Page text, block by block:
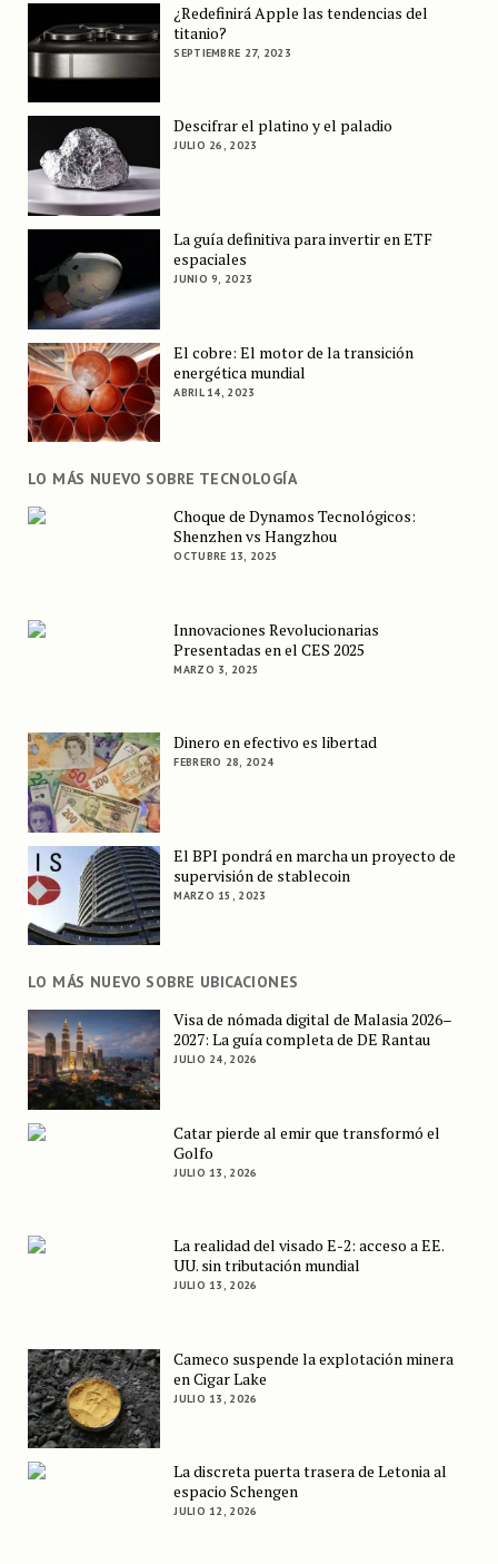
¿Redefinirá Apple las tendencias del
titanio?
SEPTIEMBRE 27, 2023
Descifrar el platino y el paladio
JULIO 26, 2023
La guía definitiva para invertir en ETF
espaciales
JUNIO 9, 2023
El cobre: El motor de la transición
energética mundial
ABRIL 14, 2023
LO MÁS NUEVO SOBRE TECNOLOGÍA
Choque de Dynamos Tecnológicos:
Shenzhen vs Hangzhou
OCTUBRE 13, 2025
Innovaciones Revolucionarias
Presentadas en el CES 2025
MARZO 3, 2025
Dinero en efectivo es libertad
FEBRERO 28, 2024
El BPI pondrá en marcha un proyecto de
supervisión de stablecoin
MARZO 15, 2023
LO MÁS NUEVO SOBRE UBICACIONES
Visa de nómada digital de Malasia 2026–
2027: La guía completa de DE Rantau
JULIO 24, 2026
Catar pierde al emir que transformó el
Golfo
JULIO 13, 2026
La realidad del visado E-2: acceso a EE.
UU. sin tributación mundial
JULIO 13, 2026
Cameco suspende la explotación minera
en Cigar Lake
JULIO 13, 2026
La discreta puerta trasera de Letonia al
espacio Schengen
JULIO 12, 2026